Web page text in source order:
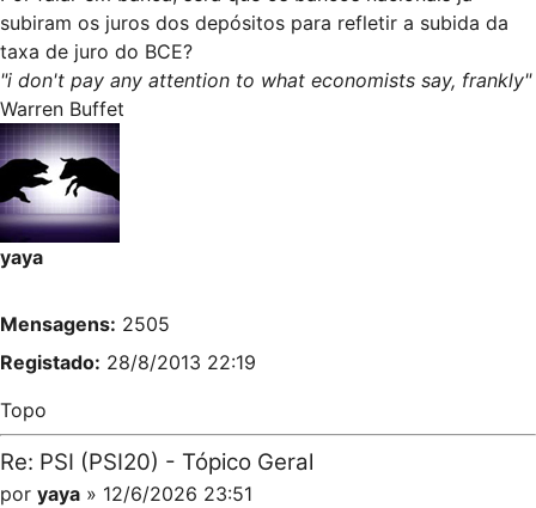
subiram os juros dos depósitos para refletir a subida da
taxa de juro do BCE?
"i don't pay any attention to what economists say, frankly"
Warren Buffet
yaya
Mensagens: 2505
Registado: 28/8/2013 22:19
Topo
Re: PSI (PSI20) - Tópico Geral
por yaya » 12/6/2026 23:51